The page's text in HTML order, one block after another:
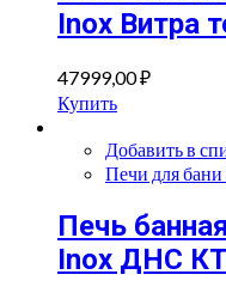
Inox Витра
47999,00₽
Купить
Добавить в
Печи для
Печь
Inox ДНС